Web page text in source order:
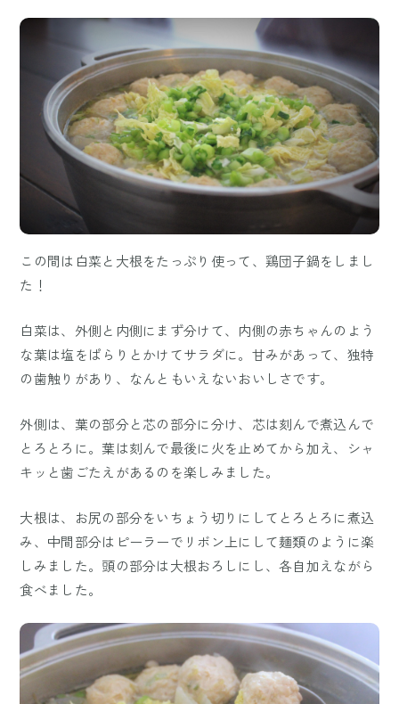
この間は白菜と大根をたっぷり使って、鶏団子鍋をしまし
た！
白菜は、外側と内側にまず分けて、内側の赤ちゃんのよう
な葉は塩をぱらりとかけてサラダに。甘みがあって、独特
の歯触りがあり、なんともいえないおいしさです。
外側は、葉の部分と芯の部分に分け、芯は刻んで煮込んで
とろとろに。葉は刻んで最後に火を止めてから加え、シャ
キッと歯ごたえがあるのを楽しみました。
大根は、お尻の部分をいちょう切りにしてとろとろに煮込
み、中間部分はピーラーでリボン上にして麺類のように楽
しみました。頭の部分は大根おろしにし、各自加えながら
食べました。